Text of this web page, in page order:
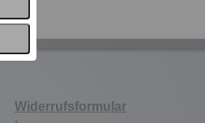
Widerrufsformular